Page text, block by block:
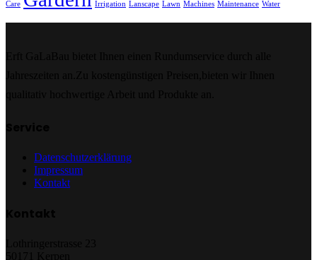
Care Irrigation Lanscape Lawn Machines Maintenance Water
Datenschutzerklärung
Impressum
Kontakt